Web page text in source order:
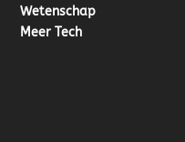
Wetenschap
Meer Tech